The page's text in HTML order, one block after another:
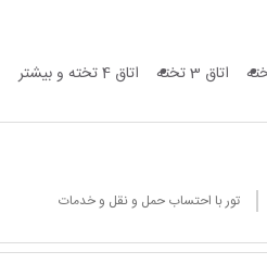
اتاق 3 تخته اتاق 4 تخته و بیشتر
تور با احتساب حمل و نقل و خدمات